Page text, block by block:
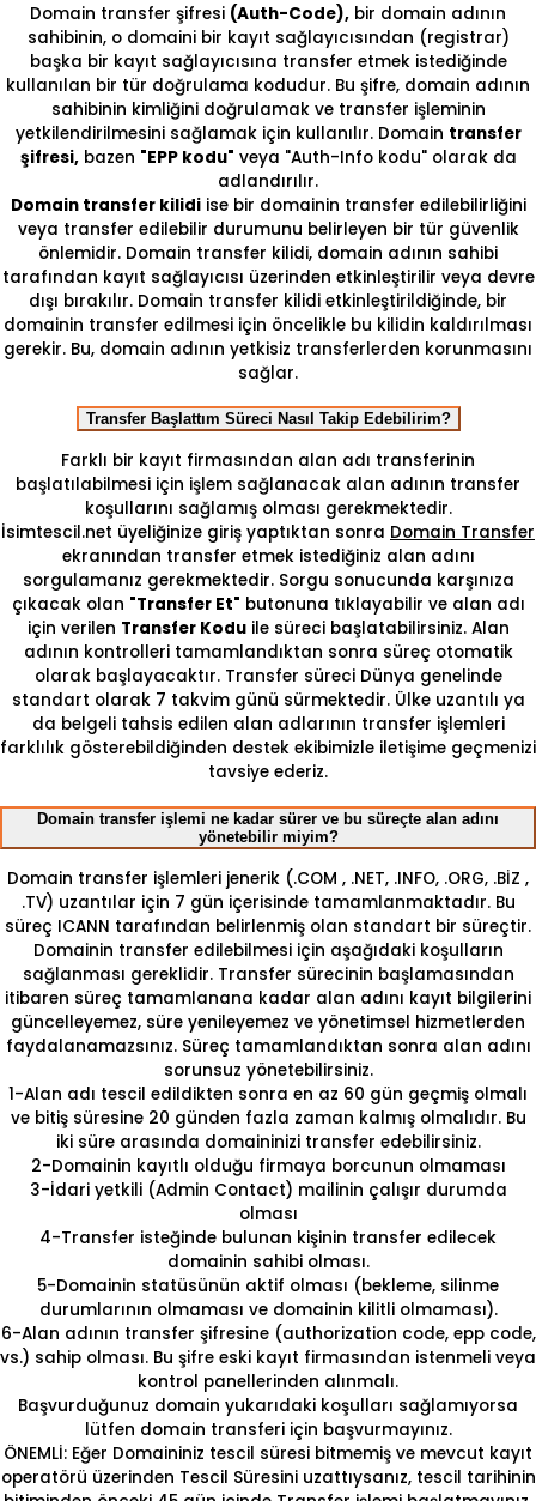
Domain transfer şifresi (Auth-Code), bir domain adının
sahibinin, o domaini bir kayıt sağlayıcısından (registrar)
başka bir kayıt sağlayıcısına transfer etmek istediğinde
kullanılan bir tür doğrulama kodudur. Bu şifre, domain adının
sahibinin kimliğini doğrulamak ve transfer işleminin
yetkilendirilmesini sağlamak için kullanılır. Domain transfer
şifresi,bazen "EPP kodu" veya "Auth-Info kodu" olarak da
adlandırılır.
Domain transfer kilidiise bir domainin transfer edilebilirliğini
veya transfer edilebilir durumunu belirleyen bir tür güvenlik
önlemidir. Domain transfer kilidi, domain adının sahibi
tarafından kayıt sağlayıcısı üzerinden etkinleştirilir veya devre
dışı bırakılır. Domain transfer kilidi etkinleştirildiğinde, bir
domainin transfer edilmesi için öncelikle bu kilidin kaldırılması
gerekir. Bu, domain adının yetkisiz transferlerden korunmasını
sağlar.
Transfer Başlattım Süreci Nasıl Takip Edebilirim?
Farklı bir kayıt firmasından alan adı transferinin
başlatılabilmesi için işlem sağlanacak alan adının transfer
koşullarını sağlamış olması gerekmektedir.
İsimtescil.net üyeliğinize giriş yaptıktan sonra Domain Transfer
ekranından transfer etmek istediğiniz alan adını
sorgulamanız gerekmektedir. Sorgu sonucunda karşınıza
çıkacak olan "Transfer Et" butonuna tıklayabilir ve alan adı
için verilen Transfer Koduile süreci başlatabilirsiniz. Alan
adının kontrolleri tamamlandıktan sonra süreç otomatik
olarak başlayacaktır. Transfer süreci Dünya genelinde
standart olarak 7 takvim günü sürmektedir. Ülke uzantılı ya
da belgeli tahsis edilen alan adlarının transfer işlemleri
farklılık gösterebildiğinden destek ekibimizle iletişime geçmenizi
tavsiye ederiz.
Domain transfer işlemi ne kadar sürer ve bu süreçte alan adını
yönetebilir miyim?
Domain transfer işlemleri jenerik (.COM , .NET, .INFO, .ORG, .BİZ ,
.TV) uzantılar için 7 gün içerisinde tamamlanmaktadır. Bu
süreç ICANN tarafından belirlenmiş olan standart bir süreçtir.
Domainin transfer edilebilmesi için aşağıdaki koşulların
sağlanması gereklidir. Transfer sürecinin başlamasından
itibaren süreç tamamlanana kadar alan adını kayıt bilgilerini
güncelleyemez, süre yenileyemez ve yönetimsel hizmetlerden
faydalanamazsınız. Süreç tamamlandıktan sonra alan adını
sorunsuz yönetebilirsiniz.
1-Alan adı tescil edildikten sonra en az 60 gün geçmiş olmalı
ve bitiş süresine 20 günden fazla zaman kalmış olmalıdır. Bu
iki süre arasında domaininizi transfer edebilirsiniz.
2-Domainin kayıtlı olduğu firmaya borcunun olmaması
3-İdari yetkili (Admin Contact) mailinin çalışır durumda
olması
4-Transfer isteğinde bulunan kişinin transfer edilecek
domainin sahibi olması.
5-Domainin statüsünün aktif olması (bekleme, silinme
durumlarının olmaması ve domainin kilitli olmaması).
6-Alan adının transfer şifresine (authorization code, epp code,
vs.) sahip olması. Bu şifre eski kayıt firmasından istenmeli veya
kontrol panellerinden alınmalı.
Başvurduğunuz domain yukarıdaki koşulları sağlamıyorsa
lütfen domain transferi için başvurmayınız.
ÖNEMLİ: Eğer Domaininiz tescil süresi bitmemiş ve mevcut kayıt
operatörü üzerinden Tescil Süresini uzattıysanız, tescil tarihinin